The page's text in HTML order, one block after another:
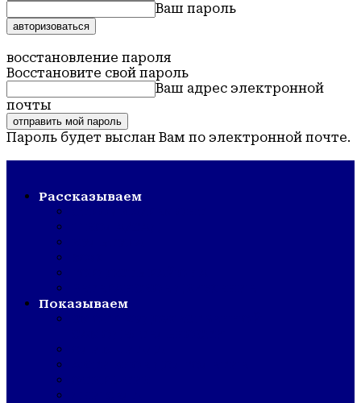
Ваш пароль
восстановление пароля
Восстановите свой пароль
Ваш адрес электронной
почты
Пароль будет выслан Вам по электронной почте.
Рассказываем
Показываем